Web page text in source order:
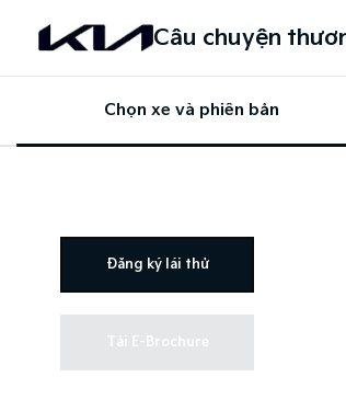
Câu chuyện
Chọn xe và phiên bản
Đăng ký lái thử
Tải E-Brochure